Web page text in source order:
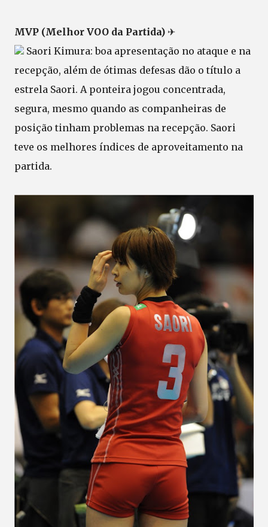
MVP (Melhor VOO da Partida) ✈
Saori Kimura: boa apresentação no ataque e na
recepção, além de ótimas defesas dão o título a
estrela Saori. A ponteira jogou concentrada,
segura, mesmo quando as companheiras de
posição tinham problemas na recepção. Saori
teve os melhores índices de aproveitamento na
partida.